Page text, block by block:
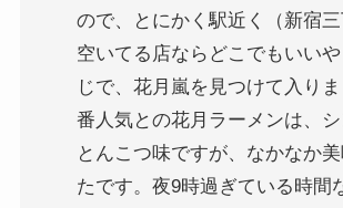
ので、とにかく駅近く（新宿
空いてる店ならどこでもいい
じで、花月嵐を見つけて入り
番人気との花月ラーメンは、
とんこつ味ですが、なかなか
たです。夜9時過ぎている時間